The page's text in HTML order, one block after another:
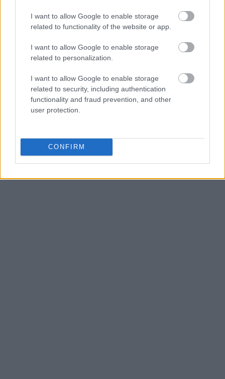
I want to allow Google to enable storage
related to functionality of the website or app.
I want to allow Google to enable storage
related to personalization.
I want to allow Google to enable storage
related to security, including authentication
functionality and fraud prevention, and other
user protection.
CONFIRM